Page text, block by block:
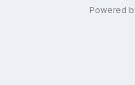
Powered